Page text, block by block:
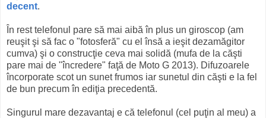
decent.
În rest telefonul pare să mai aibă în plus un giroscop (am
reuşit şi să fac o "fotosferă" cu el însă a ieşit dezamăgitor
cumva) şi o construcţie ceva mai solidă (mufa de la căşti
pare mai de "încredere" faţă de Moto G 2013). Difuzoarele
încorporate scot un sunet frumos iar sunetul din căşti e la fel
de bun precum în ediţia precedentă.
Singurul mare dezavantaj e că telefonul (cel puţin al meu) a